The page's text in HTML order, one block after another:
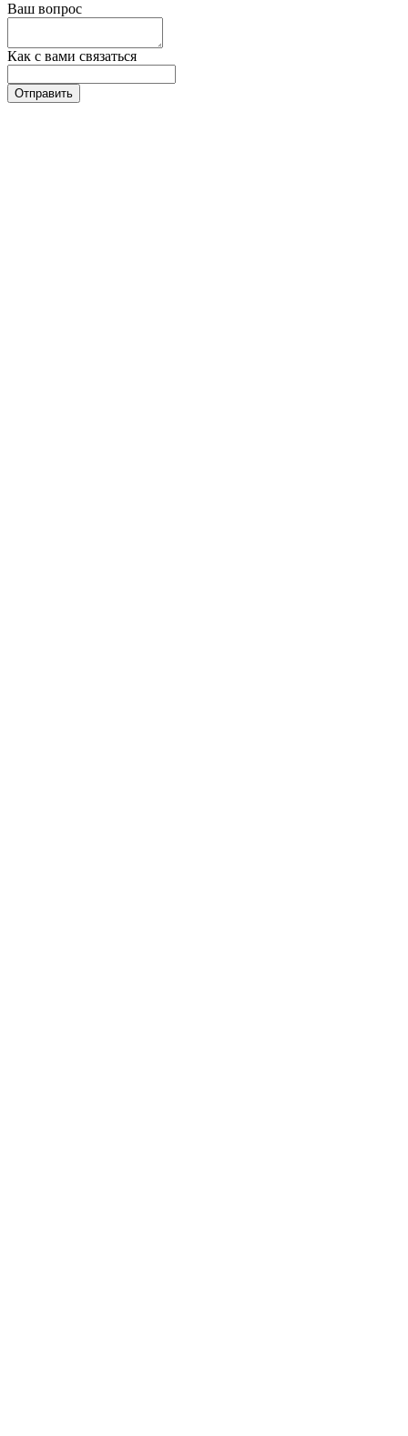
Ваш вопрос
Как с вами связаться